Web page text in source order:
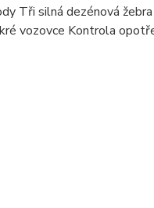
Tři silná dezénová
vozovce Kontrola